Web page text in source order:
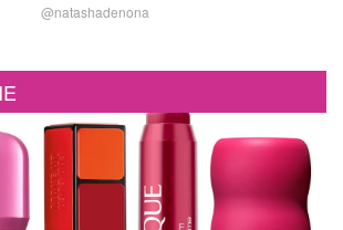
@natashadenona